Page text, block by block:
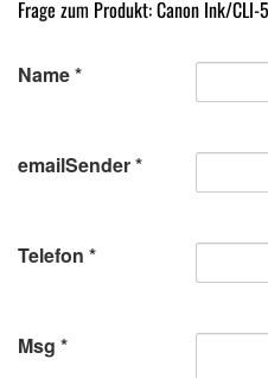
Frage zum Produkt: Canon Ink/
Name
emailSender
Telefon
Msg